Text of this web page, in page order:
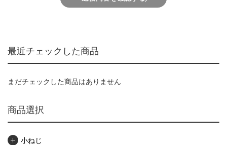
最近チェックした商品
まだチェックした商品はありません
商品選択
小ねじ